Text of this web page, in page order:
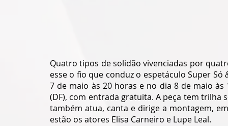
Quatro tipos de solidão vivenciadas por
esse o fio que conduz o espetáculo Super Só
7 de maio às 20 horas e no dia 8 de maio
(DF), com entrada gratuita. A peça tem
também atua, canta e dirige a montagem,
estão os atores Elisa Carneiro e Lupe Leal.